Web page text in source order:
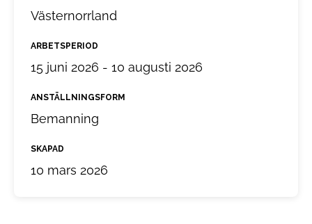
Västernorrland
ARBETSPERIOD
15 juni 2026 - 10 augusti 2026
ANSTÄLLNINGSFORM
Bemanning
SKAPAD
10 mars 2026